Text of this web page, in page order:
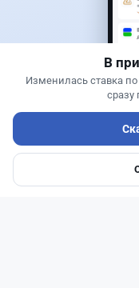
Alatau City Bank
какие условия
В
Изменилась ставка
сразу